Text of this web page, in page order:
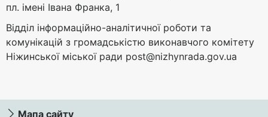
пл. імені Івана Франка, 1
Відділ інформаційно-аналітичної роботи та
комунікацій з громадськістю виконавчого комітету
Ніжинської міської ради post@nizhynrada.gov.ua
Мапа сайту